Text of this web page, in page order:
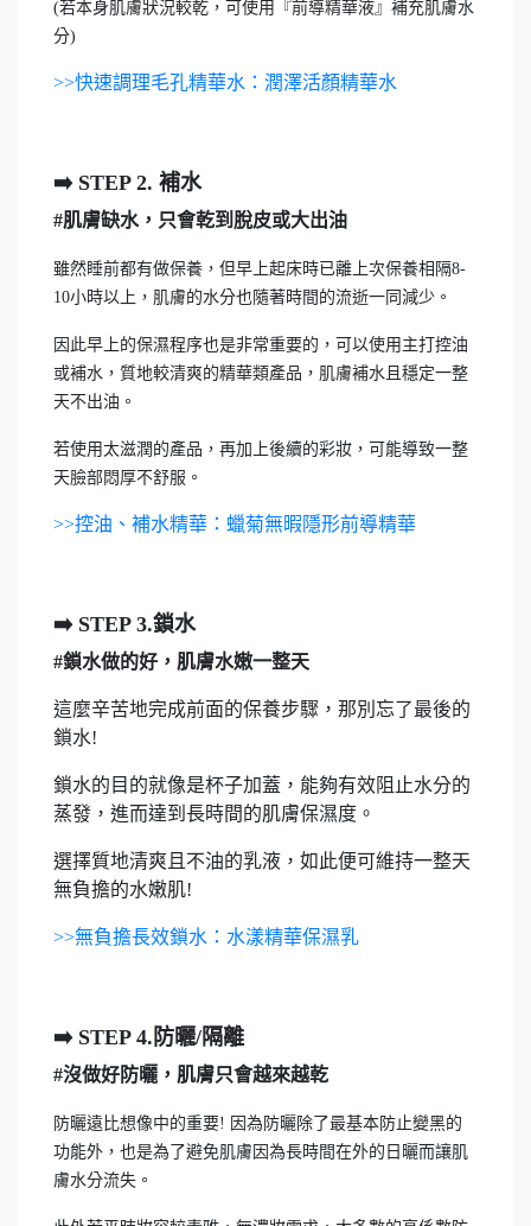
(若本身肌膚狀況較乾，可使用『前導精華液』補充肌膚水
分)
>>快速調理毛孔精華水：潤澤活顏精華水
➡️️ STEP 2. 補水
#肌膚缺水，只會乾到脫皮或大出油
雖然睡前都有做保養，但早上起床時已離上次保養相隔8-
10小時以上，肌膚的水分也隨著時間的流逝一同減少。
因此早上的保濕程序也是非常重要的，可以使用主打控油
或補水，質地較清爽的精華類產品，肌膚補水且穩定一整
天不出油。
若使用太滋潤的產品，再加上後續的彩妝，可能導致一整
天臉部悶厚不舒服。
>>控油、補水精華：蠟菊無暇隱形前導精華
➡️️ STEP 3.鎖水
#鎖水做的好，肌膚水嫩一整天
這麼辛苦地完成前面的保養步驟，那別忘了最後的
鎖水!
鎖水的目的就像是杯子加蓋，能夠有效阻止水分的
蒸發，進而達到長時間的肌膚保濕度。
選擇質地清爽且不油的乳液，如此便可維持一整天
無負擔的水嫩肌!
>>無負擔長效鎖水：水漾精華保濕乳
➡️️ STEP 4.防曬/隔離
#沒做好防曬，肌膚只會越來越乾
防曬遠比想像中的重要! 因為防曬除了最基本防止變黑的
功能外，也是為了避免肌膚因為長時間在外的日曬而讓肌
膚水分流失。